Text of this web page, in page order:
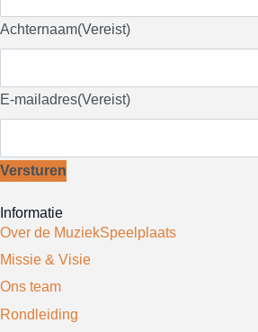
Achternaam(Vereist)
E-mailadres(Vereist)
Versturen
Informatie
Over de MuziekSpeelplaats
Missie & Visie
Ons team
Rondleiding